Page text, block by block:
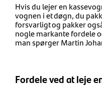
Hvis du lejer en
vognen i et døgn, du
forsvarligt og pakker
nogle markante fordele
man spørger Martin
Fordele ved at leje